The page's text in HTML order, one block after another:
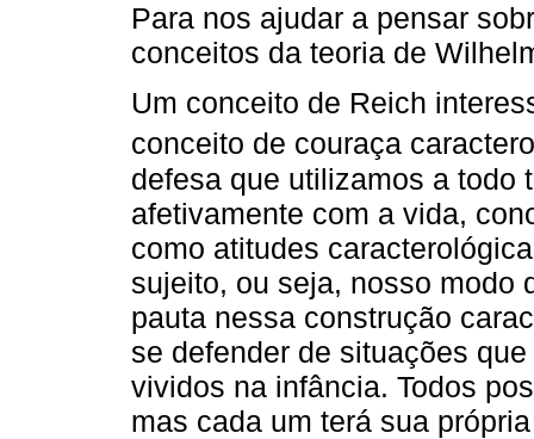
Para nos ajudar a pensar
conceitos da teoria de
Um conceito de Reich
conceito de couraça
defesa que utilizamos a todo
afetivamente com a vida,
como atitudes
sujeito, ou seja, nosso modo
pauta nessa construção
se defender de situações
vividos na infância. Todos
mas cada um terá sua